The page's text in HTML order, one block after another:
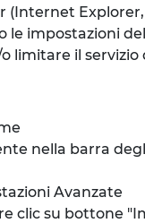
(Internet
le impostazioni
limitare il servizio
nella barra
Avanzate
clic su bottone